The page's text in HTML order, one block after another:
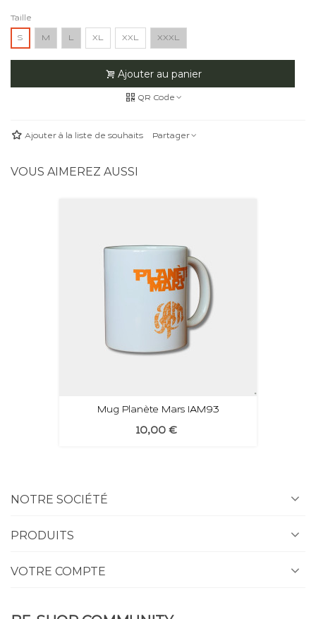
Taille
S M L XL XXL XXXL
Ajouter au panier
QR Code
Ajouter à la liste de souhaits Partager
VOUS AIMEREZ AUSSI
Mug Planète Mars IAM93
10,00 €
NOTRE SOCIÉTÉ
PRODUITS
VOTRE COMPTE